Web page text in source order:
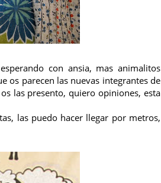
con ansia, mas animalitos
os parecen las nuevas integrantes de
las presento, quiero opiniones, esta
las puedo hacer llegar por metros,